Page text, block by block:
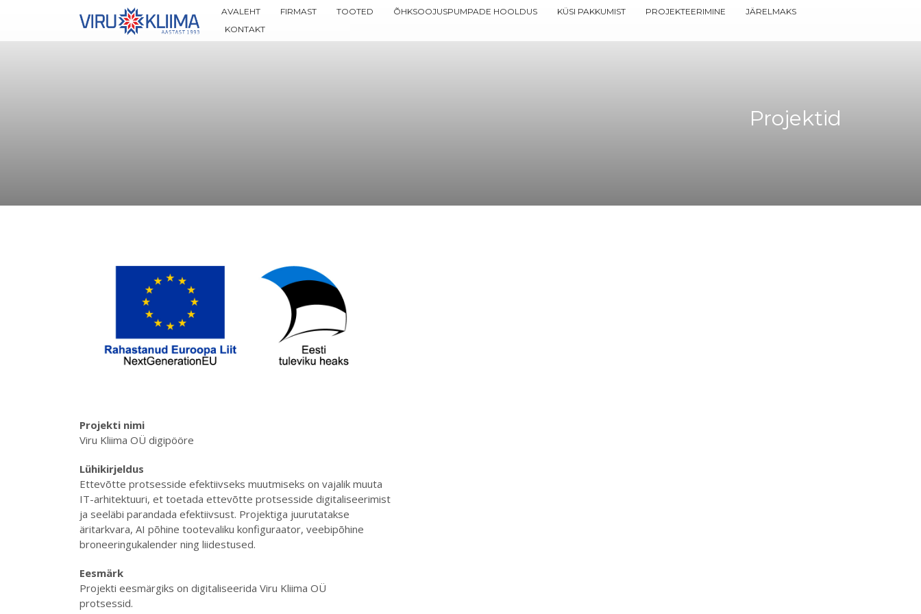
AVALEHT FIRMAST TOOTED ÕHKSOOJUSPUMPADE HOOLDUS KÜSI PAKKUMIST PROJEKTEERIMINE
JÄRELMAKS
KONTAKT
Projektid
Projekti nimi
Viru Kliima OÜ digipööre
Lühikirjeldus
Ettevõtte protsesside efektiivseks muutmiseks on vajalik muuta
IT-arhitektuuri, et toetada ettevõtte protsesside digitaliseerimist
ja seeläbi parandada efektiivsust. Projektiga juurutatakse
äritarkvara, AI põhine tootevaliku konfiguraator, veebipõhine
broneeringukalender ning liidestused.
Eesmärk
Projekti eesmärgiks on digitaliseerida Viru Kliima OÜ
protsessid.